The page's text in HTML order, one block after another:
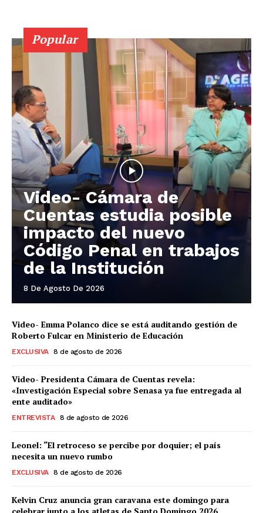
Popular
Video- Cámara de
Cuentas estudia posible
impacto del nuevo
Código Penal en trabajos
de la Institución
8 De Agosto De 2026
Video- Emma Polanco dice se está auditando gestión de
Roberto Fulcar en Ministerio de Educación
EXCLUSIVA 8 de agosto de 2026
Video- Presidenta Cámara de Cuentas revela:
«Investigación Especial sobre Senasa ya fue entregada al
ente auditado»
ENTREVISTA 8 de agosto de 2026
Leonel: “El retroceso se percibe por doquier; el país
necesita un nuevo rumbo
EXCLUSIVA 8 de agosto de 2026
Kelvin Cruz anuncia gran caravana este domingo para